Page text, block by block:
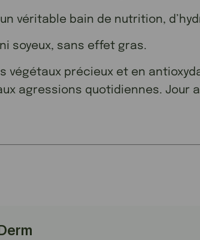
véritable bain de nutrition,
soyeux, sans effet gras.
précieux et en
agressions quotidiennes. Jour